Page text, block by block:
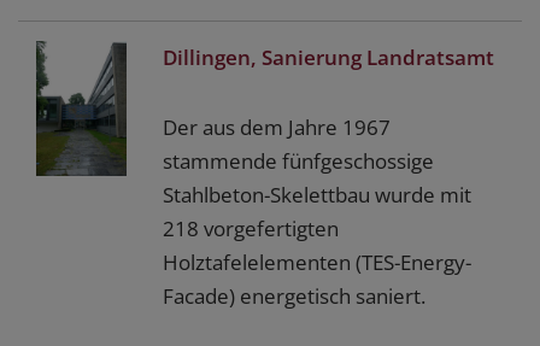
Dillingen, Sanierung Landratsamt
Der aus dem Jahre 1967
stammende fünfgeschossige
Stahlbeton-Skelettbau wurde mit
218 vorgefertigten
Holztafelelementen (TES-Energy-
Facade) energetisch saniert.